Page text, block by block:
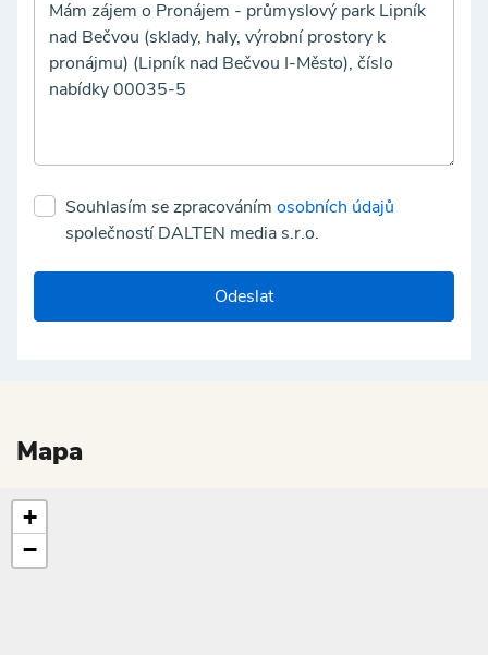
Souhlasím se zpracováním osobních údajů
společností DALTEN media s.r.o.
Odeslat
Mapa
+
−